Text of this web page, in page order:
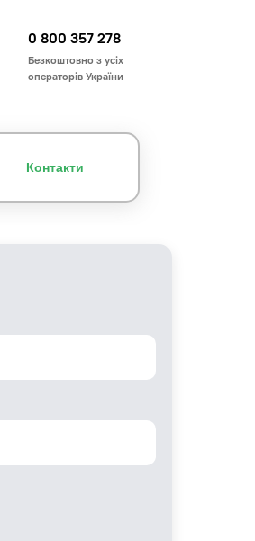
Контакти
0 800 357 278
Безкоштовно з усіх
операторів України